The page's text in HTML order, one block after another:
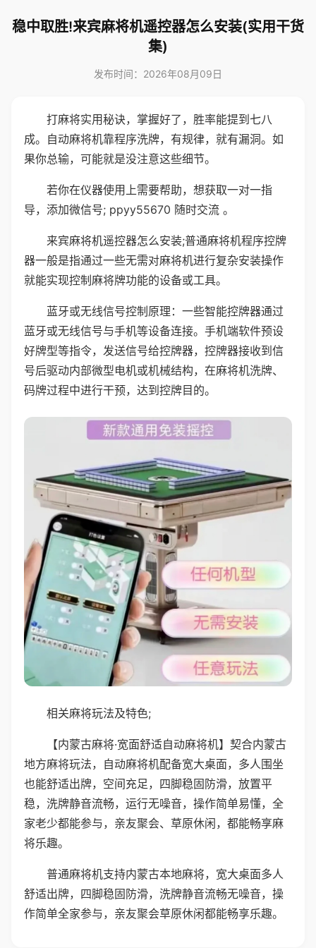
稳中取胜!来宾麻将机遥控器怎么安装(实用干货
集)
发布时间：2026年08月09日
打麻将实用秘诀，掌握好了，胜率能提到七八
成。自动麻将机靠程序洗牌，有规律，就有漏洞。如
果你总输，可能就是没注意这些细节。
若你在仪器使用上需要帮助，想获取一对一指
导，添加微信号; ppyy55670 随时交流 。
来宾麻将机遥控器怎么安装;普通麻将机程序控牌
器一般是指通过一些无需对麻将机进行复杂安装操作
就能实现控制麻将牌功能的设备或工具。
蓝牙或无线信号控制原理：一些智能控牌器通过
蓝牙或无线信号与手机等设备连接。手机端软件预设
好牌型等指令，发送信号给控牌器，控牌器接收到信
号后驱动内部微型电机或机械结构，在麻将机洗牌、
码牌过程中进行干预，达到控牌目的。
相关麻将玩法及特色;
【内蒙古麻将·宽面舒适自动麻将机】契合内蒙古
地方麻将玩法，自动麻将机配备宽大桌面，多人围坐
也能舒适出牌，空间充足，四脚稳固防滑，放置平
稳，洗牌静音流畅，运行无噪音，操作简单易懂，全
家老少都能参与，亲友聚会、草原休闲，都能畅享麻
将乐趣。
普通麻将机支持内蒙古本地麻将，宽大桌面多人
舒适出牌，四脚稳固防滑，洗牌静音流畅无噪音，操
作简单全家参与，亲友聚会草原休闲都能畅享乐趣。